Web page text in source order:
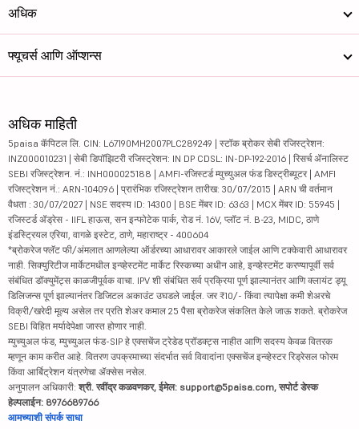
अधिक
फ्यूचर्स आणि ऑप्शन्स
अधिक माहिती
5paisa कॅपिटल लि. CIN: L67190MH2007PLC289249 | स्टॉक ब्रोकर सेबी रजिस्ट्रेशन:
INZ000010231 | सेबी डिपॉझिटरी रजिस्ट्रेशन: IN DP CDSL: IN-DP-192-2016 | रिसर्च ॲनालिस्ट
SEBI रजिस्ट्रेशन. नं.: INH000025188 | AMFI-रजिस्टर्ड म्युच्युअल फंड डिस्ट्रीब्यूटर | AMFI
रजिस्ट्रेशन नं.: ARN-104096 | प्रारंभिक रजिस्ट्रेशन तारीख: 30/07/2015 | ARN ची वर्तमान
वैधता : 30/07/2027 | NSE सदस्य ID: 14300 | BSE मेंबर ID: 6363 | MCX मेंबर ID: 55945 |
रजिस्टर्ड ॲड्रेस - IIFL हाऊस, सन इन्फोटेक पार्क, रोड नं. 16V, प्लॉट नं. B-23, MIDC, ठाणे
इंडस्ट्रियल एरिया, वागळे इस्टेट, ठाणे, महाराष्ट्र - 400604
*ब्रोकरेज फ्लॅट फी/अंमलात आणलेल्या ऑर्डरच्या आधारावर आकारले जाईल आणि टक्केवारी आधारावर
नाही. सिक्युरिटीज मार्केटमधील इन्व्हेस्टमेंट मार्केट रिस्कच्या अधीन आहे, इन्व्हेस्टमेंट करण्यापूर्वी सर्व
संबंधित डॉक्युमेंट्स काळजीपूर्वक वाचा. IPV शी संबंधित सर्व प्रक्रिया पूर्ण झाल्यानंतर आणि क्लायंट ड्यू
डिलिजन्स पूर्ण झाल्यानंतर डिजिटल अकाउंट उघडले जाईल. जर ₹10/- किंवा त्यापेक्षा कमी शेअरचे
विक्री/खरेदी मूल्य असेल तर प्रति शेअर कमाल 25 पैसा ब्रोकरेज संकलित केले जाऊ शकते. ब्रोकरेज
SEBI विहित मर्यादेपेक्षा जास्त होणार नाही.
म्युच्युअल फंड, म्युच्युअल फंड-SIP हे एक्सचेंज ट्रेडेड प्रॉडक्ट्स नाहीत आणि सदस्य केवळ वितरक
म्हणून काम करीत आहे. वितरण उपक्रमाच्या संदर्भात सर्व विवादांना एक्सचेंज इन्व्हेस्टर रिड्रेसल फोरम
किंवा आर्बिट्रेशन यंत्रणेचा ॲक्सेस नसेल.
अनुपालन अधिकारी: श्री. रवींद्र कळवणकर, ईमेल: support@5paisa.com, सपोर्ट डेस्क
हेल्पलाईन: 8976689766
आमच्याशी संपर्क साधा